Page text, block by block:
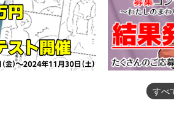
すべ